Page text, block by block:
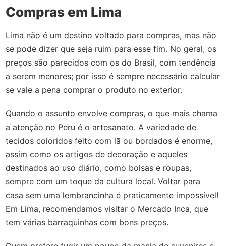
Compras em Lima
Lima não é um destino voltado para compras, mas não
se pode dizer que seja ruim para esse fim. No geral, os
preços são parecidos com os do Brasil, com tendência
a serem menores; por isso é sempre necessário calcular
se vale a pena comprar o produto no exterior.
Quando o assunto envolve compras, o que mais chama
a atenção no Peru é o artesanato. A variedade de
tecidos coloridos feito com lã ou bordados é enorme,
assim como os artigos de decoração e aqueles
destinados ao uso diário, como bolsas e roupas,
sempre com um toque da cultura local. Voltar para
casa sem uma lembrancinha é praticamente impossível!
Em Lima, recomendamos visitar o Mercado Inca, que
tem várias barraquinhas com bons preços.